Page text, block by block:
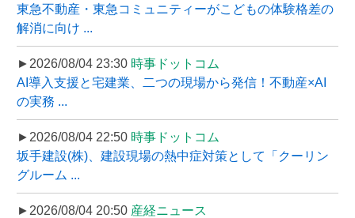
東急不動産・東急コミュニティーがこどもの体験格差の
解消に向け ...
►2026/08/04 23:30 時事ドットコム
AI導入支援と宅建業、二つの現場から発信！不動産×AI
の実務 ...
►2026/08/04 22:50 時事ドットコム
坂手建設(株)、建設現場の熱中症対策として「クーリン
グルーム ...
►2026/08/04 20:50 産経ニュース